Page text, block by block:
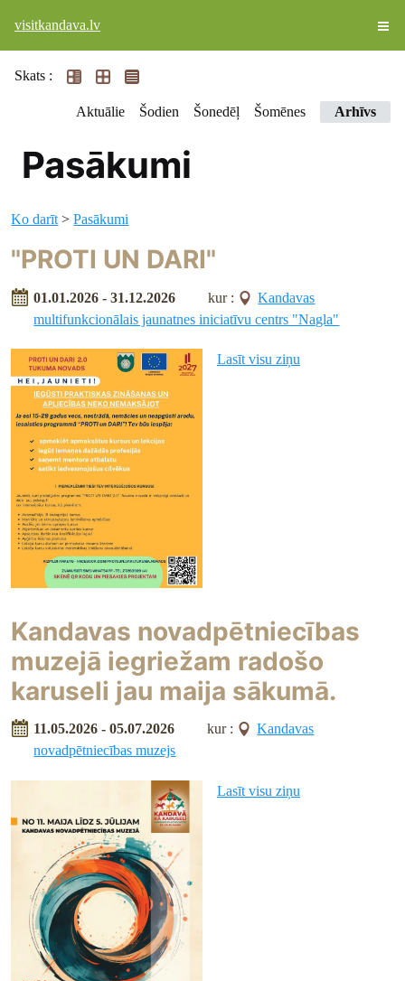
visitkandava.lv
Skats :
Aktuālie Šodien Šonedēļ Šomēnes Arhīvs
Pasākumi
Ko darīt >Pasākumi
"PROTI UN DARI"
01.01.2026 - 31.12.2026 kur :
Kandavas
multifunkcionālais jaunatnes iniciatīvu centrs "Nagla"
Lasīt visu ziņu
Kandavas novadpētniecības
muzejā iegriežam radošo
karuseli jau maija sākumā.
11.05.2026 - 05.07.2026 kur :
Kandavas
novadpētniecības muzejs
Lasīt visu ziņu